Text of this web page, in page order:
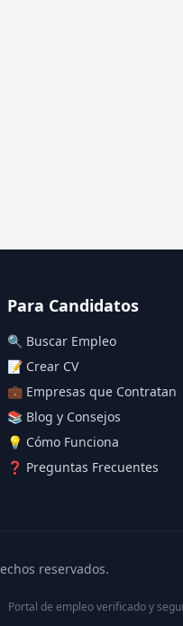
Para Candidatos
🔍 Buscar Empleo
📝 Crear CV
💼 Empresas que Contratan
📚 Blog y Consejos
💡 Cómo Funciona
❓ Preguntas Frecuentes
reservados.
Portal de empleo verificado y